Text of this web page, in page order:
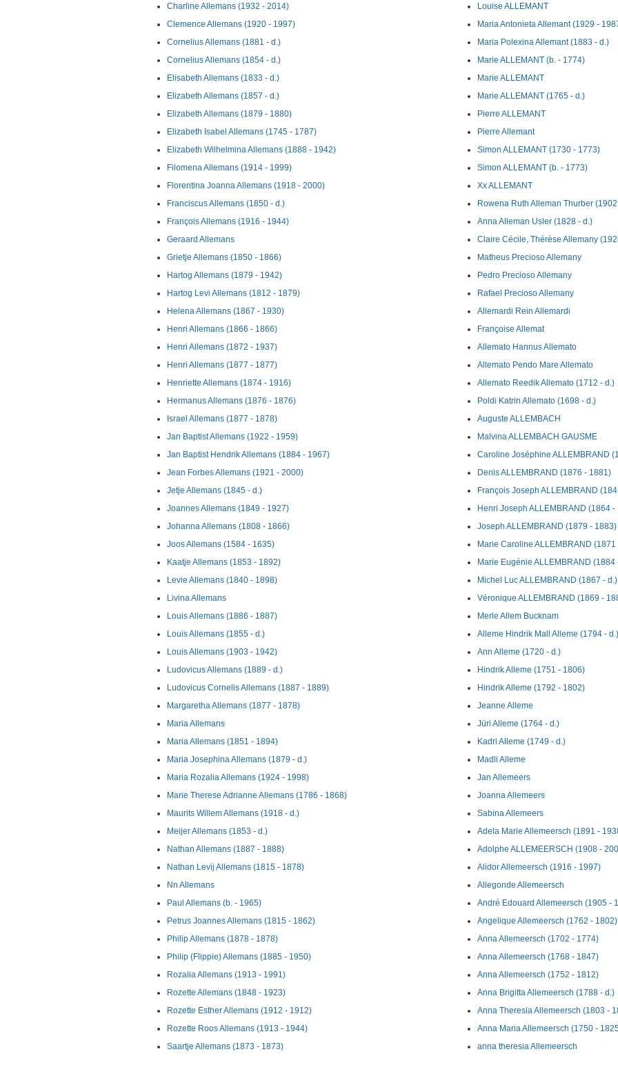
Charline Allemans (1932 - 2014)
Clemence Allemans (1920 - 1997)
Cornelius Allemans (1881 - d.)
Cornelius Allemans (1854 - d.)
Elisabeth Allemans (1833 - d.)
Elizabeth Allemans (1857 - d.)
Elizabeth Allemans (1879 - 1880)
Elizabeth Isabel Allemans (1745 - 1787)
Elizabeth Wilhelmina Allemans (1888 - 1942)
Filomena Allemans (1914 - 1999)
Florentina Joanna Allemans (1918 - 2000)
Franciscus Allemans (1850 - d.)
François Allemans (1916 - 1944)
Geraard Allemans
Grietje Allemans (1850 - 1866)
Hartog Allemans (1879 - 1942)
Hartog Levi Allemans (1812 - 1879)
Helena Allemans (1867 - 1930)
Henri Allemans (1866 - 1866)
Henri Allemans (1872 - 1937)
Henri Allemans (1877 - 1877)
Henriette Allemans (1874 - 1916)
Hermanus Allemans (1876 - 1876)
Israel Allemans (1877 - 1878)
Jan Baptist Allemans (1922 - 1959)
Jan Baptist Hendrik Allemans (1884 - 1967)
Jean Forbes Allemans (1921 - 2000)
Jetje Allemans (1845 - d.)
Joannes Allemans (1849 - 1927)
Johanna Allemans (1808 - 1866)
Joos Allemans (1584 - 1635)
Kaatje Allemans (1853 - 1892)
Levie Allemans (1840 - 1898)
Livina Allemans
Louis Allemans (1886 - 1887)
Louis Allemans (1855 - d.)
Louis Allemans (1903 - 1942)
Ludovicus Allemans (1889 - d.)
Ludovicus Cornelis Allemans (1887 - 1889)
Margaretha Allemans (1877 - 1878)
Maria Allemans
Maria Allemans (1851 - 1894)
Maria Josephina Allemans (1879 - d.)
Maria Rozalia Allemans (1924 - 1998)
Marie Therese Adrianne Allemans (1786 - 1868)
Maurits Willem Allemans (1918 - d.)
Meijer Allemans (1853 - d.)
Nathan Allemans (1887 - 1888)
Nathan Levij Allemans (1815 - 1878)
Nn Allemans
Paul Allemans (b. - 1965)
Petrus Joannes Allemans (1815 - 1862)
Philip Allemans (1878 - 1878)
Philip (Flippie) Allemans (1885 - 1950)
Rozalia Allemans (1913 - 1991)
Rozette Allemans (1848 - 1923)
Rozette Esther Allemans (1912 - 1912)
Rozette Roos Allemans (1913 - 1944)
Saartje Allemans (1873 - 1873)
Louise ALLEMANT
Maria Antonieta Allemant (1929 -
Maria Polexina Allemant (1883 - d.)
Marie ALLEMANT (b. - 1774)
Marie ALLEMANT
Marie ALLEMANT (1765 - d.)
Pierre ALLEMANT
Pierre Allemant
Simon ALLEMANT (1730 - 1773)
Simon ALLEMANT (b. - 1773)
Xx ALLEMANT
Rowena Ruth Alleman Thurber
Anna Alleman Usler (1828 - d.)
Claire Cécile, Thérèse Allemany
Matheus Precioso Allemany
Pedro Precioso Allemany
Rafael Precioso Allemany
Allemardi Rein Allemardi
Françoise Allemat
Allemato Hannus Allemato
Allemato Pendo Mare Allemato
Allemato Reedik Allemato (1712 - d.)
Poldi Katrin Allemato (1698 - d.)
Auguste ALLEMBACH
Malvina ALLEMBACH GAUSME
Caroline Joséphine ALLEMBRAND
Denis ALLEMBRAND (1876 - 1881)
François Joseph ALLEMBRAND
Henri Joseph ALLEMBRAND (1864 -
Joseph ALLEMBRAND (1879 - 1883)
Marie Caroline ALLEMBRAND (1871
Marie Eugénie ALLEMBRAND (1884
Michel Luc ALLEMBRAND (1867 - d.)
Véronique ALLEMBRAND (1869 -
Merle Allem Bucknam
Alleme Hindrik Mall Alleme (1794 - d.)
Ann Alleme (1720 - d.)
Hindrik Alleme (1751 - 1806)
Hindrik Alleme (1792 - 1802)
Jeanne Alleme
Jüri Alleme (1764 - d.)
Kadri Alleme (1749 - d.)
Madli Alleme
Jan Allemeers
Joanna Allemeers
Sabina Allemeers
Adela Marie Allemeersch (1891 -
Adolphe ALLEMEERSCH (1908 -
Alidor Allemeersch (1916 - 1997)
Allegonde Allemeersch
André Edouard Allemeersch (1905 -
Angelique Allemeersch (1762 - 1802)
Anna Allemeersch (1702 - 1774)
Anna Allemeersch (1768 - 1847)
Anna Allemeersch (1752 - 1812)
Anna Brigitta Allemeersch (1788 - d.)
Anna Theresia Allemeersch (1803 -
Anna Maria Allemeersch (1750 -
anna theresia Allemeersch